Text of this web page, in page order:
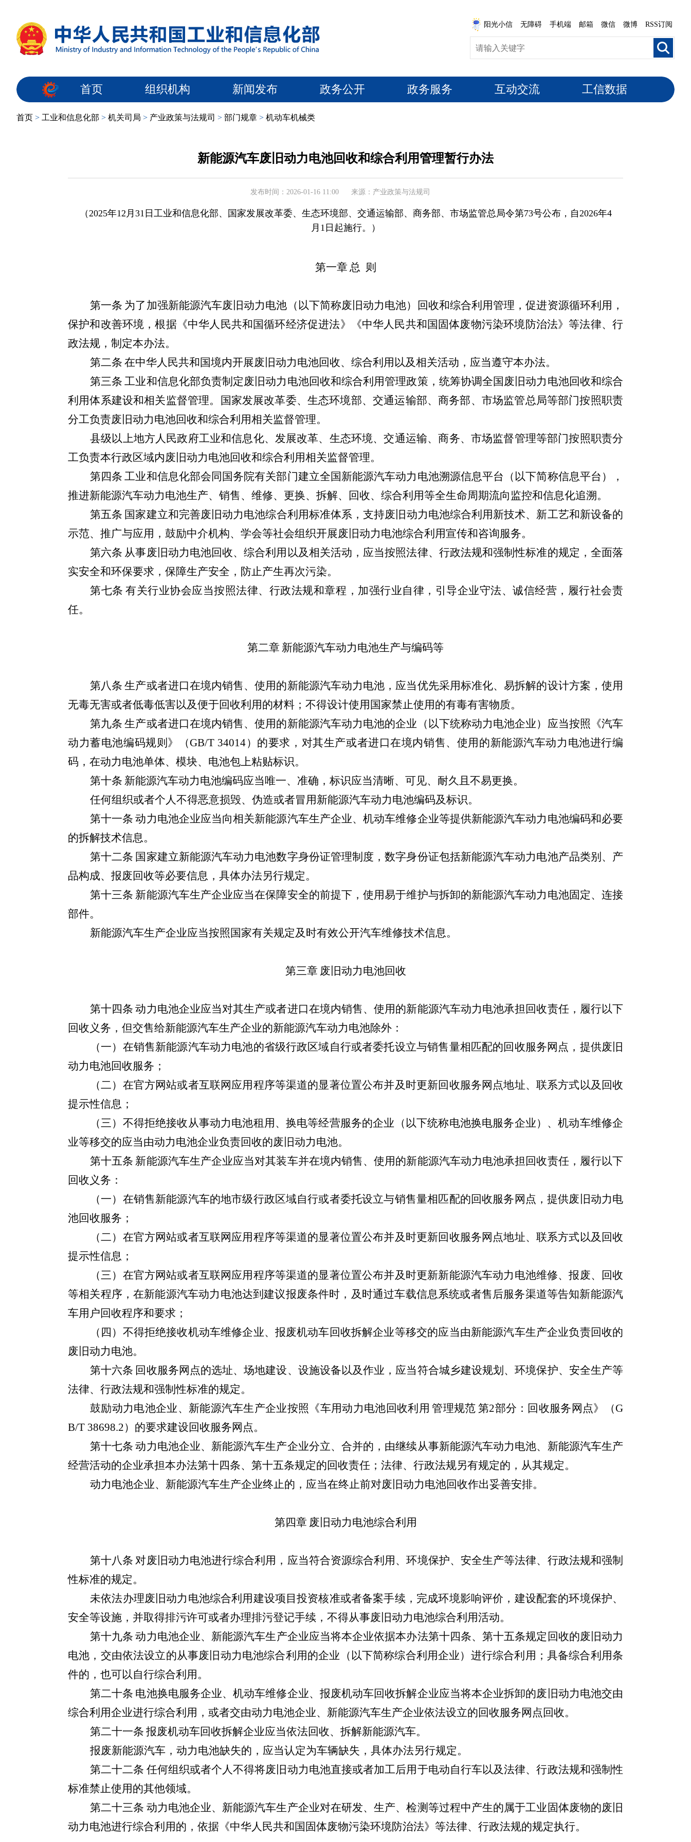
阳光小信 无障碍 手机端 邮箱 微信 微博 RSS订阅
首页 组织机构 新闻发布 政务公开 政务服务 互动交流 工信数据
首页 > 工业和信息化部 > 机关司局 > 产业政策与法规司 > 部门规章 > 机动车机械类
新能源汽车废旧动力电池回收和综合利用管理暂行办法
发布时间：2026-01-16 11:00 来源：产业政策与法规司
（2025年12月31日工业和信息化部、国家发展改革委、生态环境部、交通运输部、商务部、市场监管总局令第73号公布，自2026年4
月1日起施行。）
第一章总 则
第一条 为了加强新能源汽车废旧动力电池（以下简称废旧动力电池）回收和综合利用管理，促进资源循环利用，
保护和改善环境，根据《中华人民共和国循环经济促进法》《中华人民共和国固体废物污染环境防治法》等法律、行
政法规，制定本办法。
第二条 在中华人民共和国境内开展废旧动力电池回收、综合利用以及相关活动，应当遵守本办法。
第三条 工业和信息化部负责制定废旧动力电池回收和综合利用管理政策，统筹协调全国废旧动力电池回收和综合
利用体系建设和相关监督管理。国家发展改革委、生态环境部、交通运输部、商务部、市场监管总局等部门按照职责
分工负责废旧动力电池回收和综合利用相关监督管理。
县级以上地方人民政府工业和信息化、发展改革、生态环境、交通运输、商务、市场监督管理等部门按照职责分
工负责本行政区域内废旧动力电池回收和综合利用相关监督管理。
第四条 工业和信息化部会同国务院有关部门建立全国新能源汽车动力电池溯源信息平台（以下简称信息平台），
推进新能源汽车动力电池生产、销售、维修、更换、拆解、回收、综合利用等全生命周期流向监控和信息化追溯。
第五条 国家建立和完善废旧动力电池综合利用标准体系，支持废旧 动力电池综合利用新技术、新工艺和新设备的
示范、推广与应用，鼓励中介机构、学会等社会组织开展废旧动力电池综合利用宣传和咨询服务。
第六条 从事废旧动力电池回收、综合利用以及相关活动，应当按照法律、行政法规和强制性标准的规定，全面落
实安全和环保要求，保障生产安全，防止产生再次污染。
第七条 有关行业协会应当按照法律、行政法规和章程，加强行业自律，引导企业守法、诚信经营，履行社会责
任。
第二章 新能源汽车动力电池生产与编码等
第八条 生产或者进口在境内销售、使用的新能源汽车动力电池 ，应当优先采用标准化、易拆解的设计方案，使用
无毒无害或者低毒低害以及便于回收利用的材料；不得设计使用国家禁止使用的有毒有害物质。
第九条 生产或者进口在境内销售、使用的新能源汽车动力电池的企业 （以下统称动力电池企业）应当按照《汽车
动力蓄电池编码规则》（GB/T 34014）的要求，对其生产或者进口在境内销售、使用的新能源汽车动力电池进行编
码，在动力电池单体、模块、电池包上粘贴标识。
第十条 新能源汽车动力电池编码应当唯一、准确，标识应当清晰、可见、耐久且不易更换。
任何组织或者个人不得恶意损毁、伪造或者冒用新能源汽车动力电池编码及标识。
第十一条 动力电池企业应当向相关新能源汽车生产企业、机动车维修企业等提供新能源汽车动力电池编码和必要
的拆解技术信息。
第十二条 国家建立新能源汽车动力电池数字身份证管理制度，数字身份证包括新能源汽车动力电池产品类别、产
品构成、报废回收等必要信息，具体办法另行规定。
第十三条 新能源汽车生产企业应当在保障安全的前提下，使用易于维护与拆卸的新能源汽车动力电池固定、连接
部件。
新能源汽车生产企业应当按照国家有关规定及时有效公开汽车维修技术信息。
第三章 废旧动力电池回收
第十四条 动力电池企业应当对其生产或者进口在境内销售、使用的新能源汽车动力电池承担 回收责任，履行以下
回收义务，但交售给新能源汽车生产企业的新能源汽车动力电池除外：
（一）在销售新能源汽车动力电池的省级行政区域自行或者委托设立与销售量相匹配的回收服务网点，提供废旧
动力电池回收服务；
（二）在官方网站或者互联网应用程序等渠道的显著位置公布并及时更新回收服务网点地址、联系方式以及回收
提示性信息；
（三）不得拒绝接收从事动力电池租用、换电等经营服务的企业（以下统称电池换电服务企业）、机动车维修企
业等移交的应当由动力电池企业负责回收的废旧动力电池。
第十五条 新能源汽车生产企业应当对其装车并在境内销售、使用的新能源汽车动力电池承担回收责任，履行以下
回收义务：
（一）在销售新能源汽车的地市级行政区域自行或者委托设立与销售量相匹配的回收服务网点，提供废旧动力电
池回收服务；
（二）在官方网站或者互联网应用程序等渠道的显著位置公布并及时更新回收服务网点地址、联系方式以及回收
提示性信息；
（三）在官方网站或者互联网应用程序等渠道的显著位置公布并及时更新新能源汽车动力电池维修、报废、回收
等相关程序，在新能源汽车动力电池达到建议报废条件时，及时通过车载信息系统或者售后服务渠道等告知新能源汽
车用户回收程序和要求；
（四）不得拒绝接收机动车维修企业、报废机动车回收拆解企业等移交的应当由新能源汽车生产企业负责回收的
废旧动力电池。
第十六条 回收服务网点的选址、场地建设、设施设备以及作业，应当符合城乡建设规划、环境保护、安全生产等
法律、行政法规和强制性标准的规定。
鼓励动力电池企业、新能源汽车生产企业按照《车用动力电池回收利用 管理规范 第2部分：回收服务网点》（G
B/T 38698.2）的要求建设回收服务网点。
第十七条 动力电池企业、新能源汽车生产企业分立、合并的，由继续从事新能源汽车动力电池、新能源汽车生产
经营活动的企业承担本办法第十四条、第十五条规定的回收责任；法律、行政法规另有规定的，从其规定。
动力电池企业、新能源汽车生产企业终止的，应当在终止前对废旧动力电池回收作出妥善安排。
第四章 废旧动力电池综合利用
第十八条 对废旧动力电池进行综合利用，应当符合资源综合利用、环境保护、安全生产等法律、行政法规和强制
性标准的规定。
未依法办理废旧动力电池综合利用建设项目投资核准或者备案手续，完成环境影响评价，建设配套的环境保护、
安全等设施，并取得排污许可或者办理排污登记手续，不得从事废旧动力电池综合利用活动。
第十九条 动力电池企业、 新能源汽车生产企业应当将本企业依据本办法第十四条、第十五条规定回收的废旧动力
电池， 交由依法设立的从事废旧动力电池综合利用的企业（以下简称综合利用企业） 进行综合利用；具备综合利用条
件的，也可以自行综合利用。
第二十条 电池换电服务企业、机动车维修企业、报废机动车回收拆解企业应当将本企业拆卸的废旧动力电池交由
综合利用企业进行综合利用，或者交由动力电池企业、新能源汽车生产企业依法设立的回收服务网点回收。
第二十一条 报废机动车回收拆解企业应当依法回收、拆解新能源汽车。
报废新能源汽车，动力电池缺失的，应当认定为车辆缺失，具体办法另行规定。
第二十二条 任何组织或者个人不得将废旧动力电池直接或者加工后用于电动自行车以及法律、行政法规和强制性
标准禁止使用的其他领域。
第二十三条 动力电池企业、新能源汽车生产企业对在研发、生产、检测等过程中产生的属于工业固体废物的废旧
动力电池进行综合利用的，依据《中华人民共和国固体废物污染环境防治法》等法律、行政法规的规定执行。